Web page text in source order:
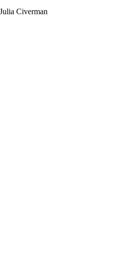
Julia Civerman